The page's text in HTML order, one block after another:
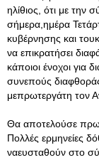
ηλίθιος, ότι με την
σήμερα,ημέρα
κυβέρνησης και
να επικρατήσει
κάποιοι ένοχοι για
συνεπούς
μεπρωτεργάτη τον
Θα αποτελούσε
Πολλές ερμηνείες
ναευσταθούν στο